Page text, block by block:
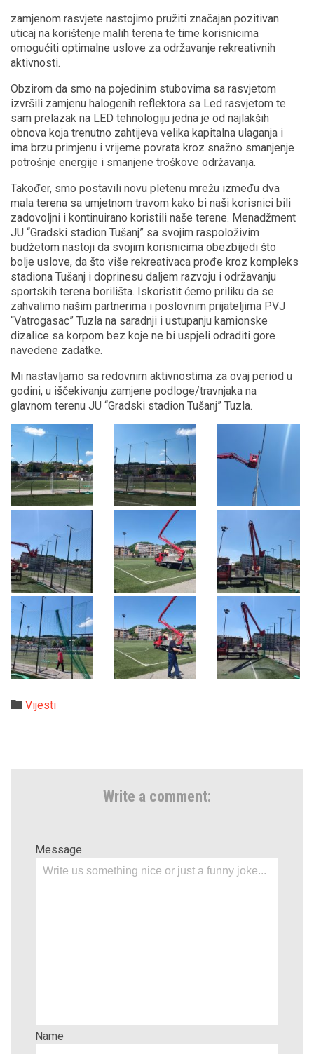
zamjenom rasvjete nastojimo pružiti značajan pozitivan
uticaj na korištenje malih terena te time korisnicima
omogućiti optimalne uslove za održavanje rekreativnih
aktivnosti.
Obzirom da smo na pojedinim stubovima sa rasvjetom
izvršili zamjenu halogenih reflektora sa Led rasvjetom te
sam prelazak na LED tehnologiju jedna je od najlakših
obnova koja trenutno zahtijeva velika kapitalna ulaganja i
ima brzu primjenu i vrijeme povrata kroz snažno smanjenje
potrošnje energije i smanjene troškove održavanja.
Također, smo postavili novu pletenu mrežu između dva
mala terena sa umjetnom travom kako bi naši korisnici bili
zadovoljni i kontinuirano koristili naše terene. Menadžment
JU “Gradski stadion Tušanj” sa svojim raspoloživim
budžetom nastoji da svojim korisnicima obezbijedi što
bolje uslove, da što više rekreativaca prođe kroz kompleks
stadiona Tušanj i doprinesu daljem razvoju i održavanju
sportskih terena borilišta. Iskoristit ćemo priliku da se
zahvalimo našim partnerima i poslovnim prijateljima PVJ
“Vatrogasac” Tuzla na saradnji i ustupanju kamionske
dizalice sa korpom bez koje ne bi uspjeli odraditi gore
navedene zadatke.
Mi nastavljamo sa redovnim aktivnostima za ovaj period u
godini, u iščekivanju zamjene podloge/travnjaka na
glavnom terenu JU “Gradski stadion Tušanj” Tuzla.
 Category
Vijesti
Write a comment:
Message
Name